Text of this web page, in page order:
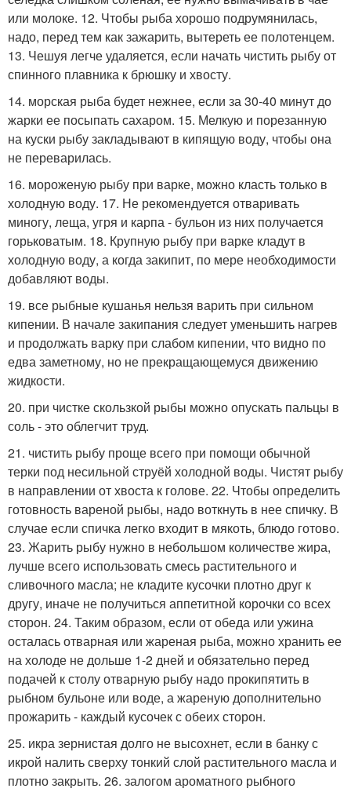
или молоке. 12. Чтобы рыба хорошо подрумянилась,
надо, перед тем как зажарить, вытереть ее полотенцем.
13. Чешуя легче удаляется, если начать чистить рыбу от
спинного плавника к брюшку и хвосту.
14. морская рыба будет нежнее, если за 30-40 минут до
жарки ее посыпать сахаром. 15. Мелкую и порезанную
на куски рыбу закладывают в кипящую воду, чтобы она
не переварилась.
16. мороженую рыбу при варке, можно класть только в
холодную воду. 17. Не рекомендуется отваривать
миногу, леща, угря и карпа - бульон из них получается
горьковатым. 18. Крупную рыбу при варке кладут в
холодную воду, а когда закипит, по мере необходимости
добавляют воды.
19. все рыбные кушанья нельзя варить при сильном
кипении. В начале закипания следует уменьшить нагрев
и продолжать варку при слабом кипении, что видно по
едва заметному, но не прекращающемуся движению
жидкости.
20. при чистке скользкой рыбы можно опускать пальцы в
соль - это облегчит труд.
21. чистить рыбу проще всего при помощи обычной
терки под несильной струёй холодной воды. Чистят рыбу
в направлении от хвоста к голове. 22. Чтобы определить
готовность вареной рыбы, надо воткнуть в нее спичку. В
случае если спичка легко входит в мякоть, блюдо готово.
23. Жарить рыбу нужно в небольшом количестве жира,
лучше всего использовать смесь растительного и
сливочного масла; не кладите кусочки плотно друг к
другу, иначе не получиться аппетитной корочки со всех
сторон. 24. Таким образом, если от обеда или ужина
осталась отварная или жареная рыба, можно хранить ее
на холоде не дольше 1-2 дней и обязательно перед
подачей к столу отварную рыбу надо прокипятить в
рыбном бульоне или воде, а жареную дополнительно
прожарить - каждый кусочек с обеих сторон.
25. икра зернистая долго не высохнет, если в банку с
икрой налить сверху тонкий слой растительного масла и
плотно закрыть. 26. залогом ароматного рыбного